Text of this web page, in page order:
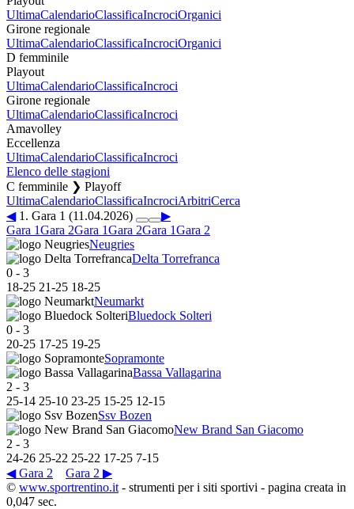
UltimaCalendarioClassificaIncrociOrganici
Girone regionale
UltimaCalendarioClassificaIncrociOrganici
D femminile
Playout
UltimaCalendarioClassificaIncroci
Girone regionale
UltimaCalendarioClassificaIncroci
Amavolley
Eccellenza
UltimaCalendarioClassificaIncroci
Elenco delle stagioni
C femminile ❯ Playoff
UltimaCalendarioClassificaIncrociArbitriCerca
◀1. Gara 1 (11.04.2026)
▶
Gara 1Gara 2Gara 1Gara 2Gara 1Gara 2
Neugries
Delta Torrefranca
0 - 3
18-25 21-25 18-25
Neumarkt
Bluedock Solteri
0 - 3
20-25 17-25 19-25
Sopramonte
Bassa Vallagarina
2 - 3
25-14 25-10 23-25 15-25 12-15
Ssv Bozen
New Brand San Giacomo
2 - 3
24-26 25-22 25-22 17-25 7-15
◀ Gara 2
Gara 2 ▶
© www.sportrentino.it - strumenti per i siti sportivi - pagina creata in
0,047 sec.